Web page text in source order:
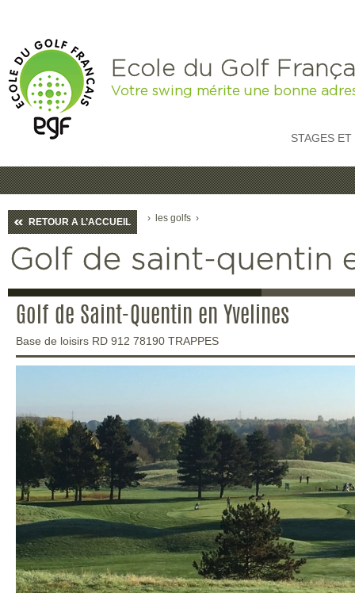
Ecole du Golf
Votre swing mérite une bonne
STAGES
RETOUR A L’ACCUEIL › les golfs ›
Golf de saint-quentin
Golf de Saint-Quentin en Yvelines
Base de loisirs RD 912 78190 TRAPPES